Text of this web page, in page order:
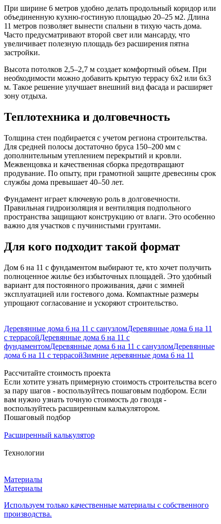
При ширине 6 метров удобно делать продольный коридор или
объединенную кухню-гостиную площадью 20–25 м2. Длина
11 метров позволяет вынести спальни в тихую часть дома.
Часто предусматривают второй свет или мансарду, что
увеличивает полезную площадь без расширения пятна
застройки.
Высота потолков 2,5–2,7 м создает комфортный объем. При
необходимости можно добавить крытую террасу 6х2 или 6х3
м. Такое решение улучшает внешний вид фасада и расширяет
зону отдыха.
Теплотехника и долговечность
Толщина стен подбирается с учетом региона строительства.
Для средней полосы достаточно бруса 150–200 мм с
дополнительным утеплением перекрытий и кровли.
Межвенцовка и качественная сборка предотвращают
продувание. По опыту, при грамотной защите древесины срок
службы дома превышает 40–50 лет.
Фундамент играет ключевую роль в долговечности.
Правильная гидроизоляция и вентиляция подпольного
пространства защищают конструкцию от влаги. Это особенно
важно для участков с пучинистыми грунтами.
Для кого подходит такой формат
Дом 6 на 11 с фундаментом выбирают те, кто хочет получить
полноценное жилье без избыточных площадей. Это удобный
вариант для постоянного проживания, дачи с зимней
эксплуатацией или гостевого дома. Компактные размеры
упрощают согласование и ускоряют строительство.
Деревянные дома 6 на 11 с санузломДеревянные дома 6 на 11
с террасойДеревянные дома 6 на 11 с
фундаментомДеревянные дома 6 на 11 с санузломДеревянные
дома 6 на 11 с террасойЗимние деревянные дома 6 на 11
Рассчитайте стоимость проекта
Если хотите узнать примерную стоимость строительства всего
за пару шагов - воспользуйтесь пошаговым подбором. Если
вам нужно узнать точную стоимость до гвоздя -
воспользуйтесь расширенным калькулятором.
Пошаговый подбор
Расширенный калькулятор
Технологии
Материалы
Материалы
Используем только качественные материалы с собственного
производства.